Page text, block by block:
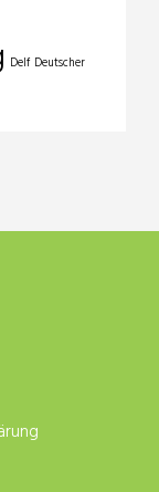
Delf Deutscher